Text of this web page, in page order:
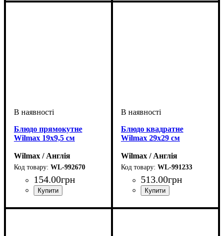
Блюдо прямокутне
Wilmax 19х9,5 см
Wilmax / Англія
WL-992670
154.00грн
Блюдо квадратне
Wilmax 29х29 см
Wilmax / Англія
WL-991233
513.00грн